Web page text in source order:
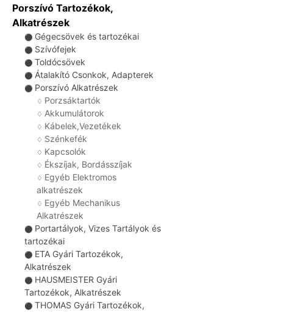
Porszívó Tartozékok,
Alkatrészek
⚫ Gégecsövek és tartozékai
⚫ Szívófejek
⚫ Toldócsövek
⚫ Átalakító Csonkok, Adapterek
⚫ Porszívó Alkatrészek
♢ Porzsáktartók
♢ Akkumulátorok
♢ Kábelek,Vezetékek
♢ Szénkefék
♢ Kapcsolók
♢ Ékszíjak, Bordásszíjak
♢ Egyéb Elektromos
alkatrészek
♢ Egyéb Mechanikus
Alkatrészek
⚫ Portartályok, Vizes Tartályok és
tartozékai
⚫ ETA Gyári Tartozékok,
Alkatrészek
⚫ HAUSMEISTER Gyári
Tartozékok, Alkatrészek
⚫ THOMAS Gyári Tartozékok,